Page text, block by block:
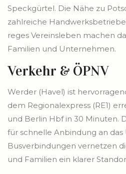
Speckgürtel. Die Nähe zu
zahlreiche
reges Vereinsleben machen
Familien und Unternehmen.
Verkehr & ÖPNV
Werder (Havel) ist
dem Regionalexpress (RE1)
und Berlin Hbf in 30 Minuten.
für schnelle Anbindung an das
Busverbindungen vernetzen
und Familien ein klarer